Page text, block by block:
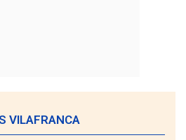
VILAFRANCA